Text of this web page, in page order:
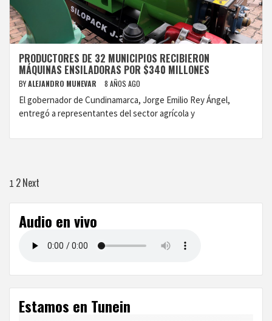
PRODUCTORES DE 32 MUNICIPIOS RECIBIERON
MÁQUINAS ENSILADORAS POR $340 MILLONES
BYALEJANDRO MUNEVAR 8 AÑOS AGO
El gobernador de Cundinamarca, Jorge Emilio Rey Ángel,
entregó a representantes del sector agrícola y
Paginación
de
entradas
1 2Next
Audio en vivo
Estamos en Tunein